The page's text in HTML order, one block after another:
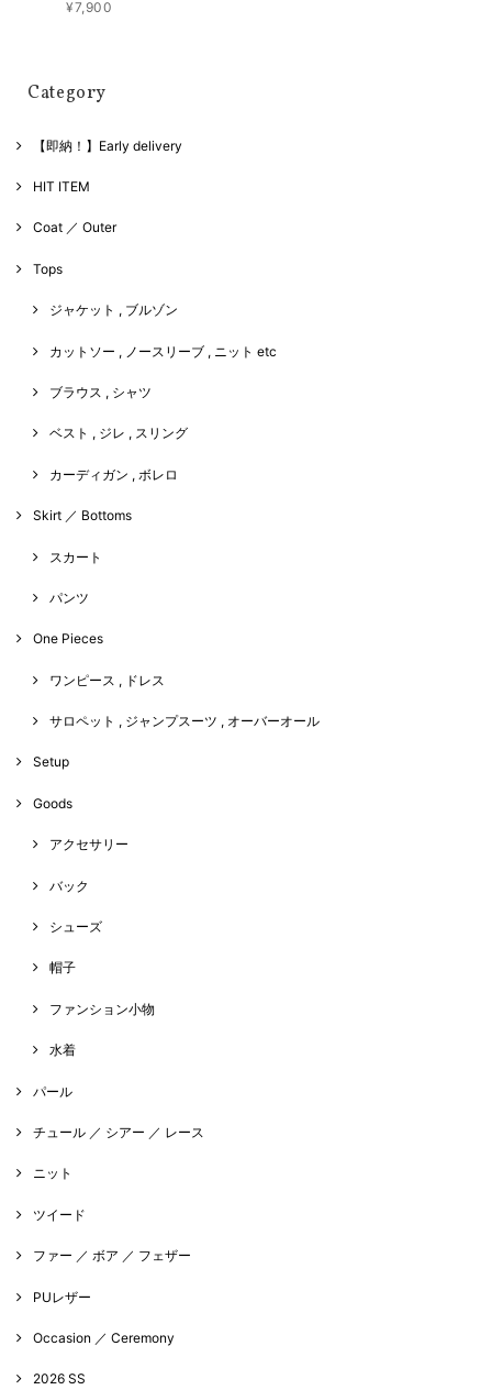
¥7,900
Category
【即納！】Early delivery
HIT ITEM
Coat ／ Outer
Tops
ジャケット , ブルゾン
カットソー , ノースリーブ , ニット etc
ブラウス , シャツ
ベスト , ジレ , スリング
カーディガン , ボレロ
Skirt ／ Bottoms
スカート
パンツ
One Pieces
ワンピース , ドレス
サロペット , ジャンプスーツ , オーバーオール
Setup
Goods
アクセサリー
バック
シューズ
帽子
ファンション小物
水着
パール
チュール ／ シアー ／ レース
ニット
ツイード
ファー ／ ボア ／ フェザー
PUレザー
Occasion ／ Ceremony
2026 SS